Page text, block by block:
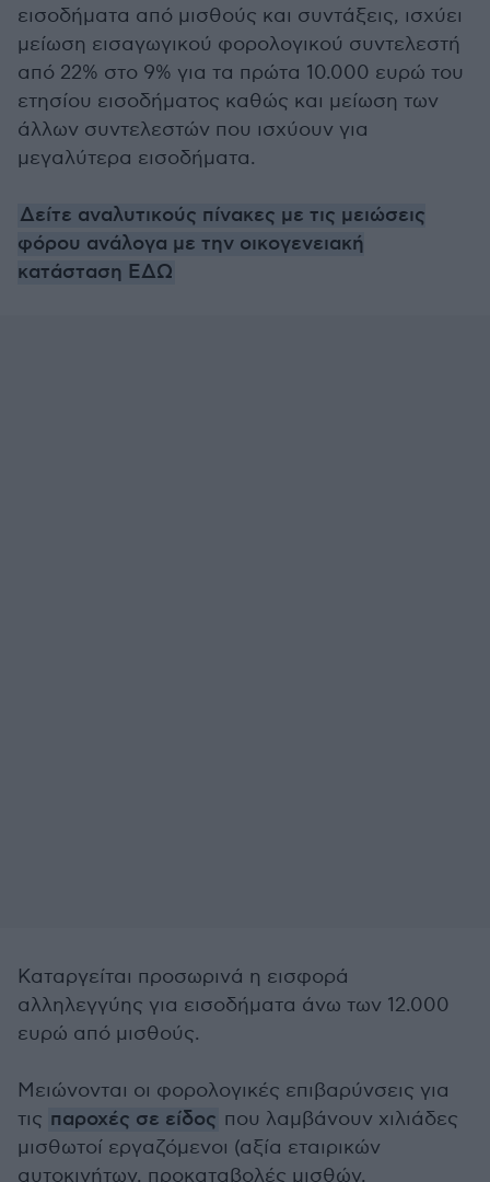
εισοδήματα από μισθούς και συντάξεις, ισχύει
μείωση εισαγωγικού φορολογικού συντελεστή
από 22% στο 9% για τα πρώτα 10.000 ευρώ του
ετησίου εισοδήματος καθώς και μείωση των
άλλων συντελεστών που ισχύουν για
μεγαλύτερα εισοδήματα.
Δείτε αναλυτικούς πίνακες με τις μειώσεις
φόρου ανάλογα με την οικογενειακή
κατάσταση ΕΔΩ
Καταργείται προσωρινά η εισφορά
αλληλεγγύης για εισοδήματα άνω των 12.000
ευρώ από μισθούς.
Μειώνονται οι φορολογικές επιβαρύνσεις για
τις παροχές σε είδος που λαμβάνουν χιλιάδες
μισθωτοί εργαζόμενοι (αξία εταιρικών
αυτοκινήτων, προκαταβολές μισθών,